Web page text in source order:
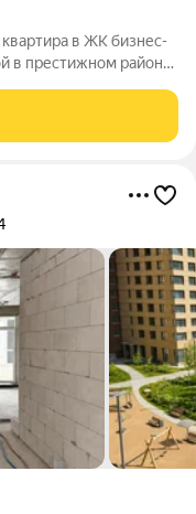
в ЖК бизнес-
в престижном районе
"Трикотажная". До